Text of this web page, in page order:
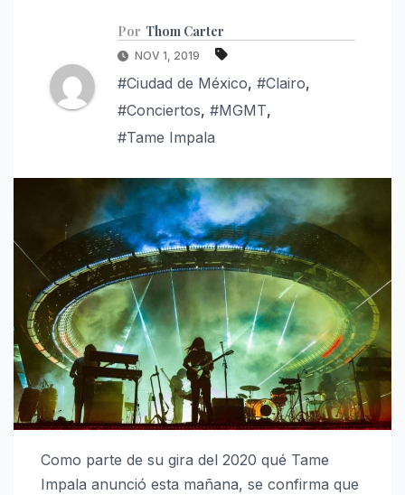
Por Thom Carter
NOV 1, 2019
#Ciudad de México, #Clairo,
#Conciertos, #MGMT,
#Tame Impala
Como parte de su gira del 2020 qué Tame
Impala anunció esta mañana, se confirma que